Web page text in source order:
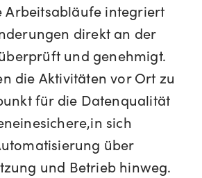
Arbeitsabläufe integriert
direkt an der
und genehmigt.
die Aktivitäten vor Ort zu
für die Datenqualität
einesichere,in sich
über
und Betrieb hinweg.